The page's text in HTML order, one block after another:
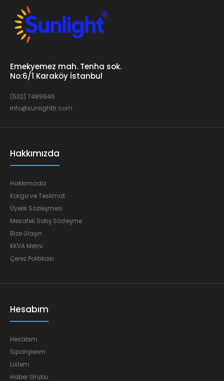
Emekyemez mah. Tenha sok.
No:6/1 Karaköy İstanbul
(532) 7489946
info@sunlighttr.com
Hakkımızda
Hakkımızda
Kargo ve Teslimat
Üyelik Sözleşmesi
Mesafeli Satış Sözleşme
Bize Ulaşın
KKVA Metni
Çerez Politikası
Hesabım
Hesabım
Siparişlerim
Listem
Haber Grubu